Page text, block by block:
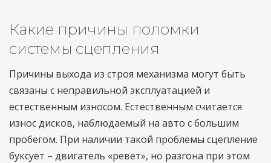
Какие причины поломки
системы сцепления
Причины выхода из строя механизма могут быть
связаны с неправильной эксплуатацией и
естественным износом. Естественным считается
износ дисков, наблюдаемый на авто с большим
пробегом. При наличии такой проблемы сцепление
буксует – двигатель «ревет», но разгона при этом